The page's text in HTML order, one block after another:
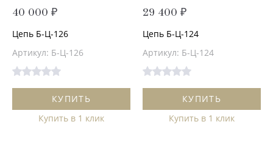
40 000 ₽
Цепь Б-Ц-126
Артикул: Б-Ц-126
КУПИТЬ
Купить в 1 клик
29 400 ₽
Цепь Б-Ц-124
Артикул: Б-Ц-124
КУПИТЬ
Купить в 1 клик